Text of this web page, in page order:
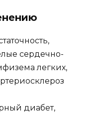
сердечно-
легких,
диабет,